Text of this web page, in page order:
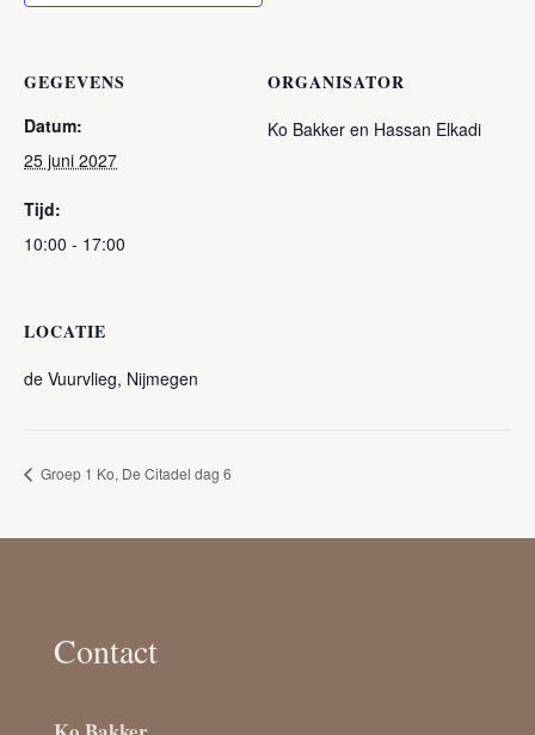
GEGEVENS
Datum:
25 juni 2027
Tijd:
10:00 - 17:00
ORGANISATOR
Ko Bakker en Hassan Elkadi
LOCATIE
de Vuurvlieg, Nijmegen
Groep 1 Ko, De Citadel dag 6
Contact